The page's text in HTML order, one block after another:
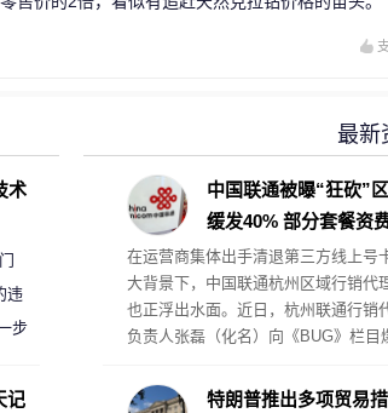
最新
中国联通被曝“狂砍”
缓发40% 部分套餐资
在运营商集体出手清退第三方线上号
大背景下，中国联通杭州区域行销代
也正浮出水面。近日，杭州联通行
负责人张磊（化名）向《BUG》栏目
一扣减40%以上，直销团队额外再扣
特朗普推出多项贸易
术
违
步
记